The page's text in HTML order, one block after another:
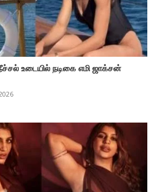
உடையில் நடிகை எமி ஜாக்சன்